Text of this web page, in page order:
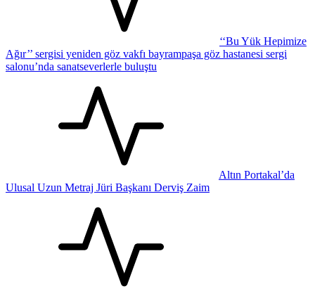
‘‘Bu Yük Hepimize
Ağır’’ sergisi yeniden göz vakfı bayrampaşa göz hastanesi sergi
salonu’nda sanatseverlerle buluştu
Altın Portakal’da
Ulusal Uzun Metraj Jüri Başkanı Derviş Zaim